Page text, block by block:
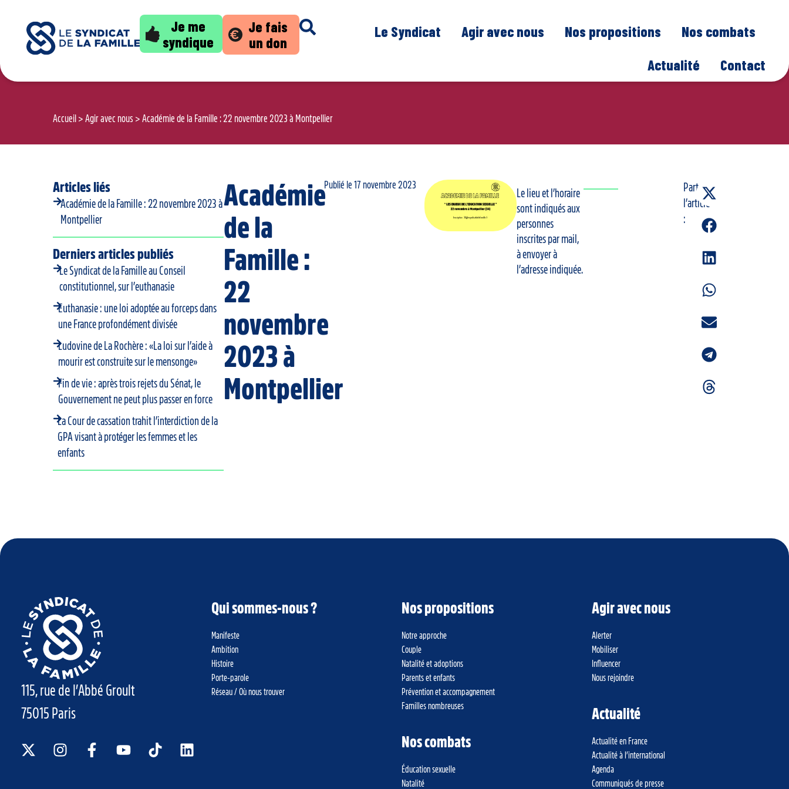
Je me
syndique
Je fais
un don
Le Syndicat Agir avec nous Nos propositions
Nos combats
Actualité
Contact
Accueil > Agir avec nous > Académie de la Famille : 22 novembre 2023 à Montpellier
Articles liés
Académie de la Famille : 22 novembre 2023 à
Montpellier
Derniers articles publiés
Le Syndicat de la Famille au Conseil
constitutionnel, sur l’euthanasie
Euthanasie : une loi adoptée au forceps dans
une France profondément divisée
Ludovine de La Rochère : «La loi sur l’aide à
mourir est construite sur le mensonge»
Fin de vie : après trois rejets du Sénat, le
Gouvernement ne peut plus passer en force
La Cour de cassation trahit l’interdiction de la
GPA visant à protéger les femmes et les
enfants
Académie
de la
Famille :
22
novembre
2023 à
Montpellier
Publié le 17 novembre 2023
Le lieu et l’horaire
sont indiqués aux
personnes
inscrites par mail,
à envoyer à
l’adresse indiquée.
Partager
l’article
:
115, rue de l’Abbé Groult
75015 Paris
Qui sommes-nous ?
Manifeste
Ambition
Histoire
Porte-parole
Réseau / Où nous trouver
Nos propositions
Notre approche
Couple
Natalité et adoptions
Parents et enfants
Prévention et accompagnement
Familles nombreuses
Nos combats
Éducation sexuelle
Natalité
Agir avec nous
Alerter
Mobiliser
Influencer
Nous rejoindre
Actualité
Actualité en France
Actualité à l’international
Agenda
Communiqués de presse